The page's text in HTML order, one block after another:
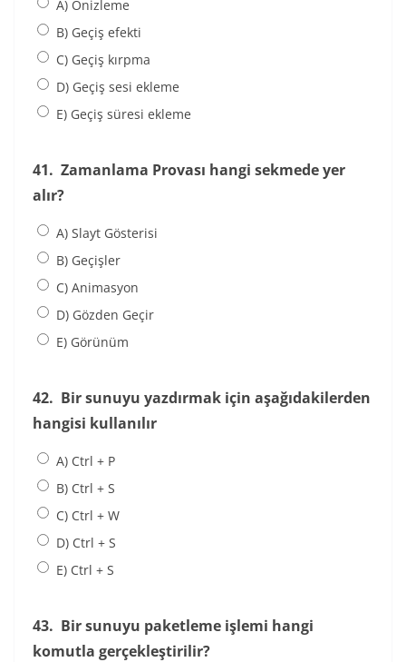
A) Önizleme
B) Geçiş efekti
C) Geçiş kırpma
D) Geçiş sesi ekleme
E) Geçiş süresi ekleme
41. Zamanlama Provası hangi sekmede yer
alır?
A) Slayt Gösterisi
B) Geçişler
C) Animasyon
D) Gözden Geçir
E) Görünüm
42. Bir sunuyu yazdırmak için aşağıdakilerden
hangisi kullanılır
A) Ctrl + P
B) Ctrl + S
C) Ctrl + W
D) Ctrl + S
E) Ctrl + S
43. Bir sunuyu paketleme işlemi hangi
komutla gerçekleştirilir?